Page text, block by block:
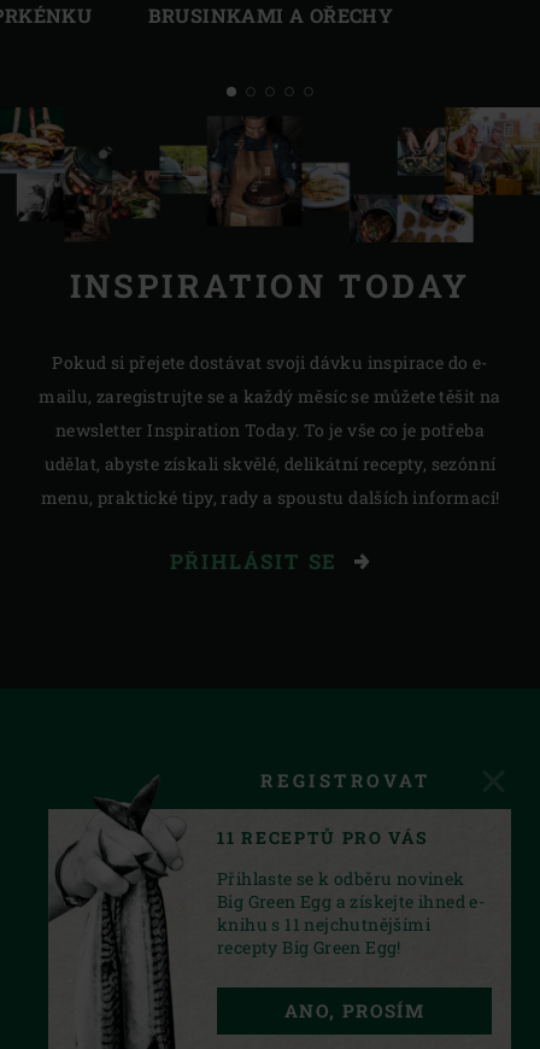
BRUSINKAMI A OŘECHY
INSPIRATION TODAY
Pokud si přejete dostávat svoji dávku inspirace do e-
mailu, zaregistrujte se a každý měsíc se můžete těšit na
newsletter Inspiration Today. To je vše co je potřeba
udělat, abyste získali skvělé, delikátní recepty, sezónní
menu, praktické tipy, rady a spoustu dalších informací!
PŘIHLÁSIT SE
YOUTUBE
REGISTROVAT
11 RECEPTŮ PRO VÁS
Přihlaste se k odběru novinek
Big Green Egg a získejte ihned e-
knihu s 11 nejchutnějšími
recepty Big Green Egg!
ANO, PROSÍM